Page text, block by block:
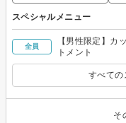
スペシャルメニュー
全員
【男性限定】カ
トメント
すべての
そ